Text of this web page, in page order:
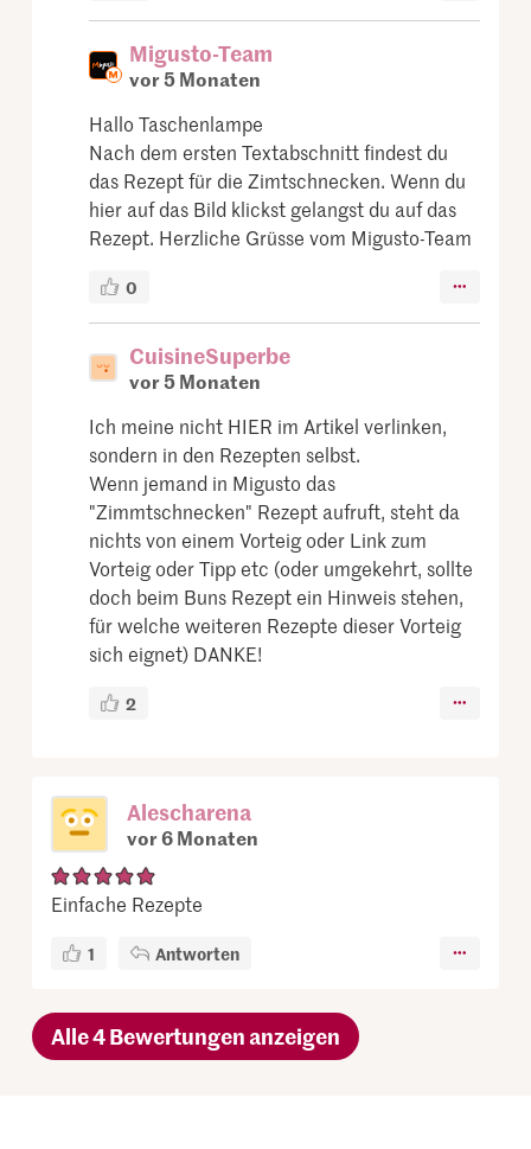
Migusto-Team
vor 5 Monaten
Hallo Taschenlampe
Nach dem ersten Textabschnitt findest du
das Rezept für die Zimtschnecken. Wenn du
hier auf das Bild klickst gelangst du auf das
Rezept. Herzliche Grüsse vom Migusto-Team
0
CuisineSuperbe
vor 5 Monaten
Ich meine nicht HIER im Artikel verlinken,
sondern in den Rezepten selbst.
Wenn jemand in Migusto das
"Zimmtschnecken" Rezept aufruft, steht da
nichts von einem Vorteig oder Link zum
Vorteig oder Tipp etc (oder umgekehrt, sollte
doch beim Buns Rezept ein Hinweis stehen,
für welche weiteren Rezepte dieser Vorteig
sich eignet) DANKE!
2
Alescharena
vor 6 Monaten
Einfache Rezepte
1 Antworten
Alle 4 Bewertungen anzeigen